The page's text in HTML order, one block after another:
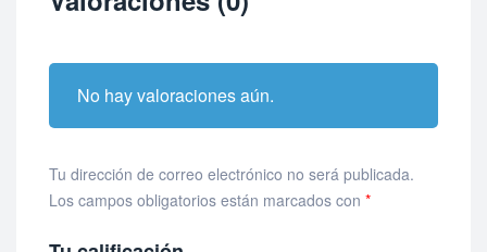
No hay valoraciones aún.
Tu dirección de correo electrónico no será publicada.
Los campos obligatorios están marcados con *